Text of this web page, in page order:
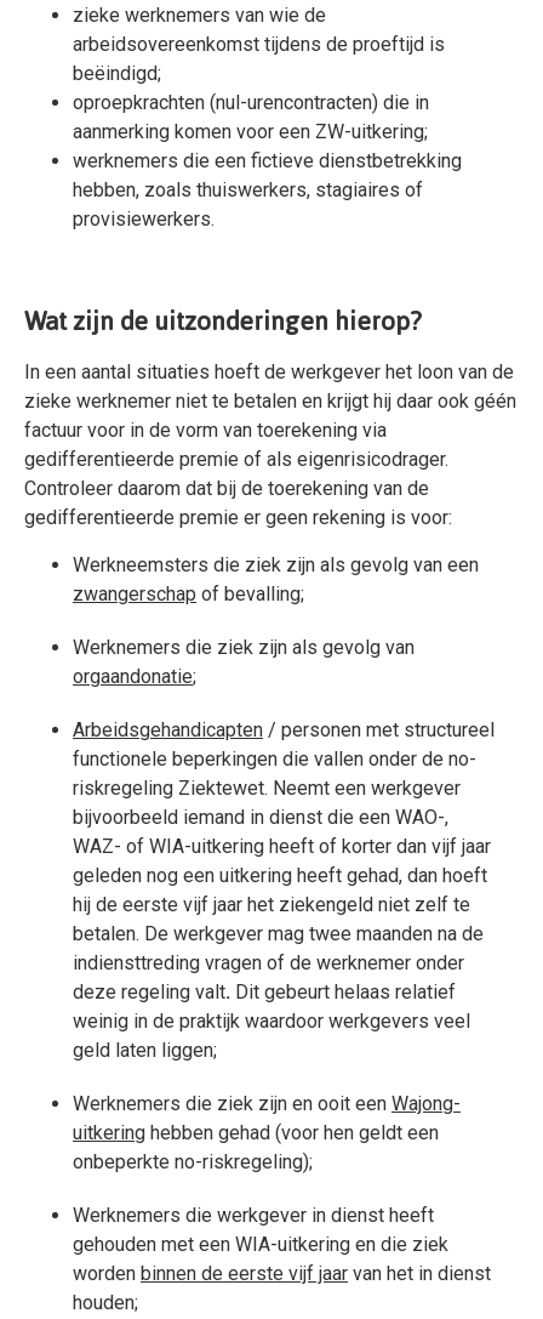
zieke werknemers van wie de
arbeidsovereenkomst tijdens de proeftijd is
beëindigd;
oproepkrachten (nul-urencontracten) die in
aanmerking komen voor een ZW-uitkering;
werknemers die een fictieve dienstbetrekking
hebben, zoals thuiswerkers, stagiaires of
provisiewerkers.
Wat zijn de uitzonderingen hierop?
In een aantal situaties hoeft de werkgever het loon van de
zieke werknemer niet te betalen en krijgt hij daar ook géén
factuur voor in de vorm van toerekening via
gedifferentieerde premie of als eigenrisicodrager.
Controleer daarom dat bij de toerekening van de
gedifferentieerde premie er geen rekening is voor:
Werkneemsters die ziek zijn als gevolg van een
zwangerschap of bevalling;
Werknemers die ziek zijn als gevolg van
orgaandonatie;
Arbeidsgehandicapten / personen met structureel
functionele beperkingen die vallen onder de no-
riskregeling Ziektewet. Neemt een werkgever
bijvoorbeeld iemand in dienst die een WAO-,
WAZ- of WIA-uitkering heeft of korter dan vijf jaar
geleden nog een uitkering heeft gehad, dan hoeft
hij de eerste vijf jaar het ziekengeld niet zelf te
betalen. De werkgever mag twee maanden na de
indiensttreding vragen of de werknemer onder
deze regeling valt. Dit gebeurt helaas relatief
weinig in de praktijk waardoor werkgevers veel
geld laten liggen;
Werknemers die ziek zijn en ooit een Wajong-
uitkering hebben gehad (voor hen geldt een
onbeperkte no-riskregeling);
Werknemers die werkgever in dienst heeft
gehouden met een WIA-uitkering en die ziek
worden binnen de eerste vijf jaar van het in dienst
houden;